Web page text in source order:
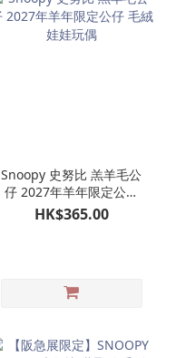
Snoopy 史努比 羔羊毛公
仔 2027年羊年限定公仔
毛絨娃娃玩偶
HK$365.00